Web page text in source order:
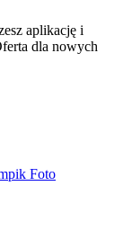
aplikację i
dla nowych
Foto